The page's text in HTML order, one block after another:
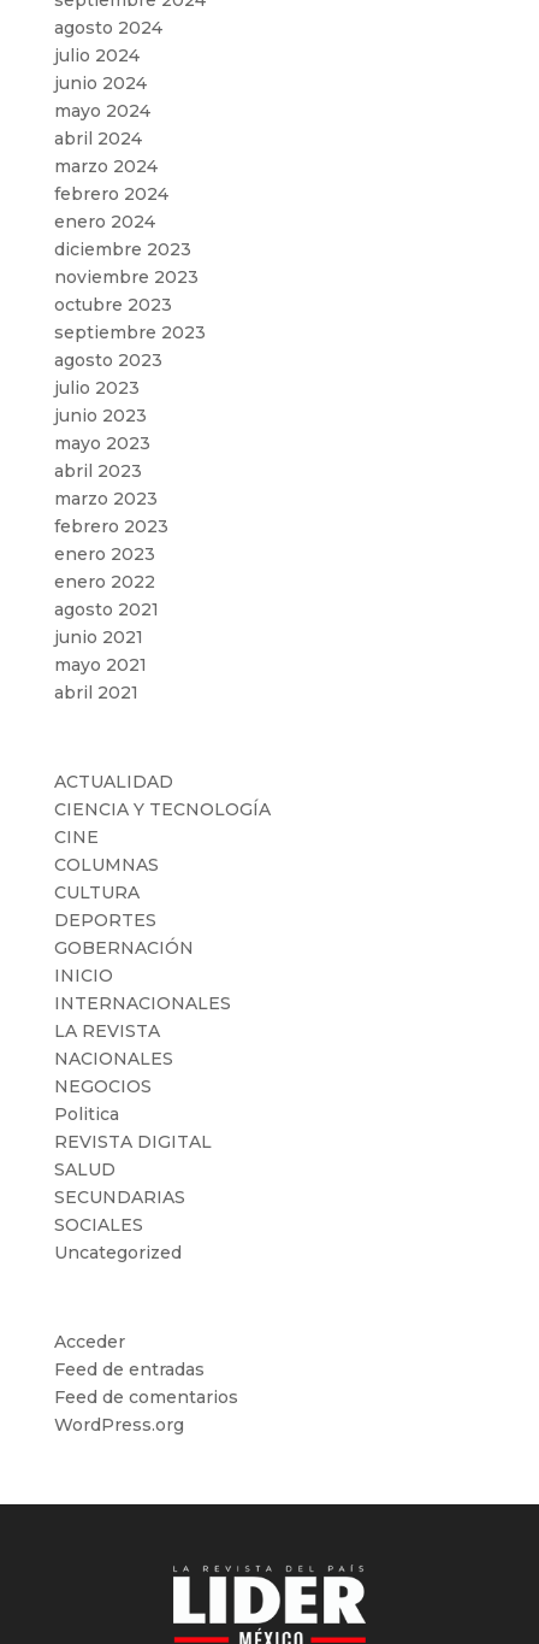
agosto 2024
julio 2024
junio 2024
mayo 2024
abril 2024
marzo 2024
febrero 2024
enero 2024
diciembre 2023
noviembre 2023
octubre 2023
septiembre 2023
agosto 2023
julio 2023
junio 2023
mayo 2023
abril 2023
marzo 2023
febrero 2023
enero 2023
enero 2022
agosto 2021
junio 2021
mayo 2021
abril 2021
ACTUALIDAD
CIENCIA Y TECNOLOGÍA
CINE
COLUMNAS
CULTURA
DEPORTES
GOBERNACIÓN
INICIO
INTERNACIONALES
LA REVISTA
NACIONALES
NEGOCIOS
Politica
REVISTA DIGITAL
SALUD
SECUNDARIAS
SOCIALES
Uncategorized
Acceder
Feed de entradas
Feed de comentarios
WordPress.org